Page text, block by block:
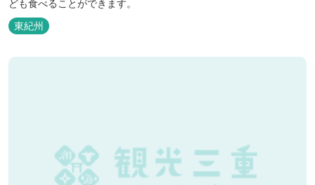
ども食べることができます。
東紀州